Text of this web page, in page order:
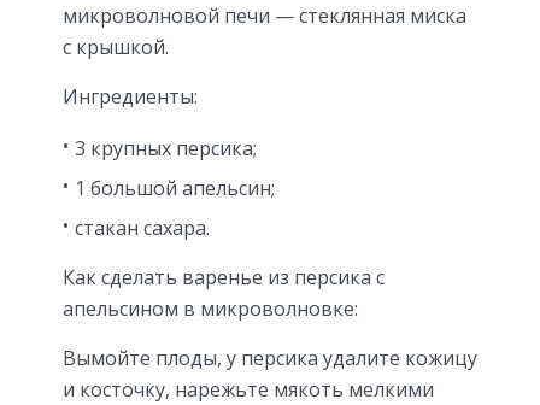
микроволновой печи — стеклянная миска
с крышкой.
Ингредиенты:
3 крупных персика;
1 большой апельсин;
стакан сахара.
Как сделать варенье из персика с
апельсином в микроволновке:
Вымойте плоды, у персика удалите кожицу
и косточку, нарежьте мякоть мелкими